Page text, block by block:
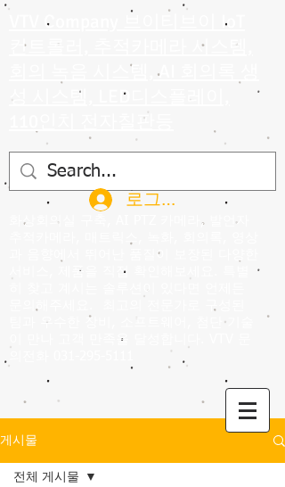
VTV Company 브이티브이 IoT
컨트롤러, 추적카메라 시스템,
회의 녹음 시스템, AI 회의록 생
성 시스템, LED디스플레이,
110인치 전자칠판등
로그인
화상회의실 구축, AI PTZ 카메라, 발언자
과 음향에서 뛰어난 품질이 보장된 다양한
서비스, 제품을 직접 확인해보세요. 특별
문의해주세요.
최고의 전문가로 구성된
팀과 우수한 장비, 소프트웨어, 첨단 기술
이 만나 고객 만족을 달성합니다. VTV 문
게시물
전체 게시물